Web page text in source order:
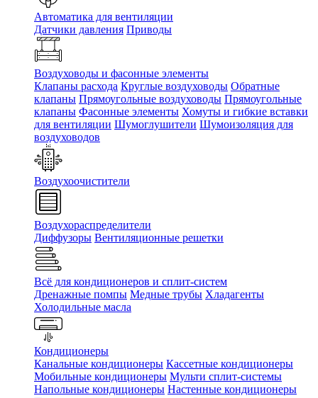
Автоматика для вентиляции
Датчики давления Приводы
Воздуховоды и фасонные элементы
Клапаны расхода Круглые воздуховоды Обратные
клапаны Прямоугольные воздуховоды Прямоугольные
клапаны Фасонные элементы Хомуты и гибкие вставки
для вентиляции Шумоглушители Шумоизоляция для
воздуховодов
Воздухоочистители
Воздухораспределители
Диффузоры Вентиляционные решетки
Всё для кондиционеров и сплит-систем
Дренажные помпы Медные трубы Хладагенты
Холодильные масла
Кондиционеры
Канальные кондиционеры Кассетные кондиционеры
Мобильные кондиционеры Мульти сплит-системы
Напольные кондиционеры Настенные кондиционеры